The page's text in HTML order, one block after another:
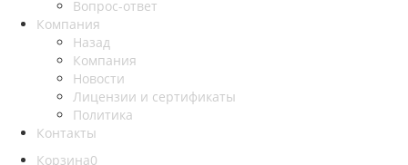
Вопрос-ответ
Компания
Назад
Компания
Новости
Лицензии и сертификаты
Политика
Контакты
Корзина0